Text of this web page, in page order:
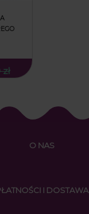
O NAS
I DOSTAWA